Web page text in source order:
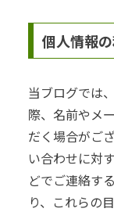
個人情報
当ブログでは
際、名前やメ
だく場合がご
い合わせに対
どでご連絡す
り、これらの